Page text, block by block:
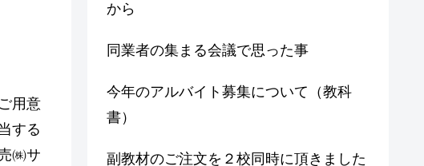
用意
する
㈱サ
から
同業者の集まる会議で思った事
今年のアルバイト募集について（教科
書）
副教材のご注文を２校同時に頂きました